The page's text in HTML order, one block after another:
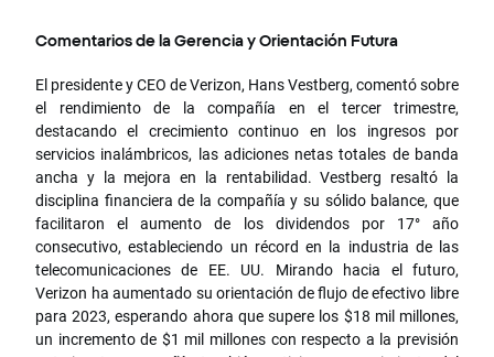
Comentarios de la Gerencia y Orientación Futura
El presidente y CEO de Verizon, Hans Vestberg, comentó sobre
el rendimiento de la compañía en el tercer trimestre,
destacando el crecimiento continuo en los ingresos por
servicios inalámbricos, las adiciones netas totales de banda
ancha y la mejora en la rentabilidad. Vestberg resaltó la
disciplina financiera de la compañía y su sólido balance, que
facilitaron el aumento de los dividendos por 17° año
consecutivo, estableciendo un récord en la industria de las
telecomunicaciones de EE. UU. Mirando hacia el futuro,
Verizon ha aumentado su orientación de flujo de efectivo libre
para 2023, esperando ahora que supere los $18 mil millones,
un incremento de $1 mil millones con respecto a la previsión